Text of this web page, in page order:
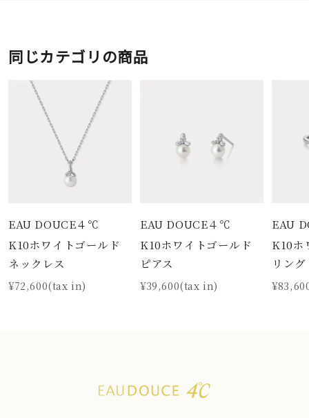
同じカテゴリの商品
EAU DOUCE４℃
K10ホワイトゴールド
ネックレス
¥72,600(tax in)
EAU DOUCE４℃
K10ホワイトゴールド
ピアス
¥39,600(tax in)
EAU
K10ホ
リング